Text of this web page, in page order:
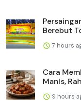
Berebut
7 hours
Cara
Manis,
9 hours